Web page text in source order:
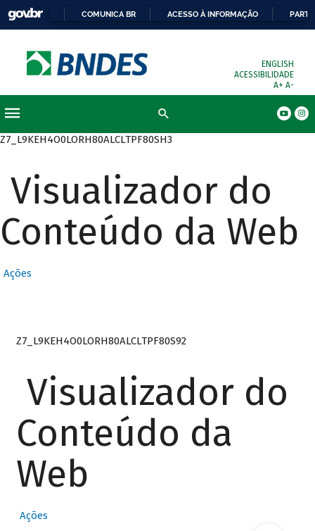
COMUNICA BR ACESSO À INFORMAÇÃO
ENGLISH
ACESSIBILIDADE
A+ A-
Z7_L9KEH4O0LORH80ALCLTPF80SH3
Visualizador do
Conteúdo da Web
Ações
Z7_L9KEH4O0LORH80ALCLTPF80S92
Visualizador do
Conteúdo da
Web
Ações